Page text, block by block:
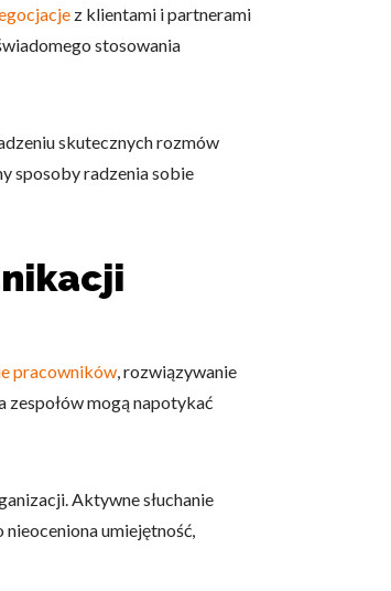
z klientami i partnerami
stosowania
skutecznych rozmów
sposoby radzenia sobie
pracowników, rozwiązywanie
mogą napotykać
Aktywne słuchanie
umiejętność,